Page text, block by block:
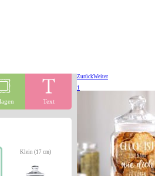
Text
Klein (17 cm)
ZurückWeiter
1